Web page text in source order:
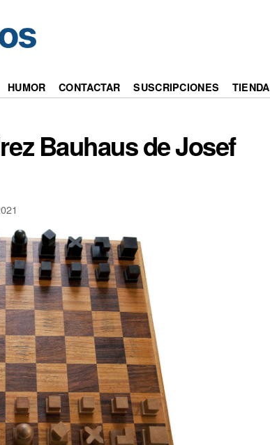
HUMOR CONTACTAR SUSCRIPCIONES TIENDA
Bauhaus de Josef